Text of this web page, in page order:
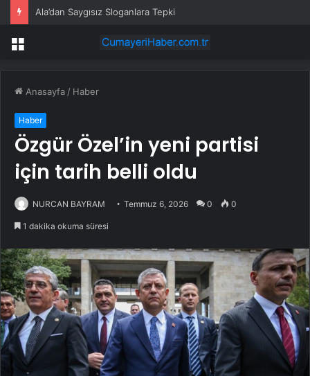
Ala’dan Saygısız Sloganlara Tepki
Menü
Anasayfa / Haber
Haber
Özgür Özel’in yeni partisi
için tarih belli oldu
NURCAN BAYRAM Temmuz 6, 2026 0 0
1 dakika okuma süresi